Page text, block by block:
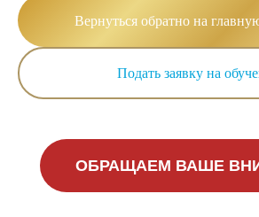
Вернуться обратно на
Подать заявку на
ОБРАЩАЕМ ВАШЕ